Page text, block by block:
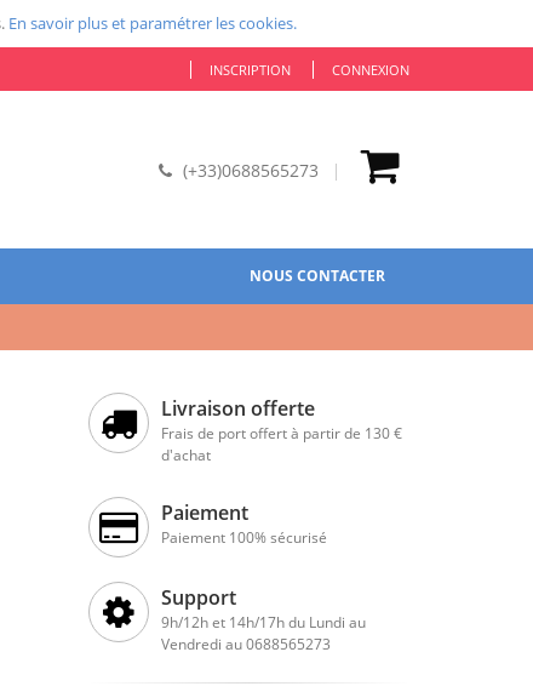
En savoir plus et paramétrer les cookies.
INSCRIPTION CONNEXION
(+33)0688565273
NOUS CONTACTER
Livraison offerte
Frais de port offert à partir de 130 €
d'achat
Paiement
Paiement 100% sécurisé
Support
9h/12h et 14h/17h du Lundi au
Vendredi au 0688565273